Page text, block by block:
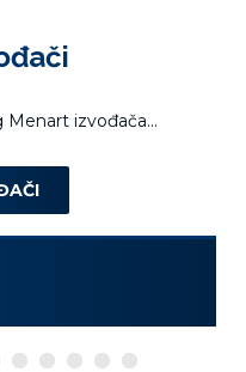
izvođača...